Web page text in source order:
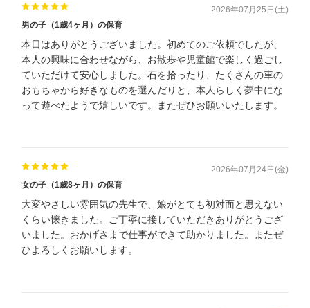
2026年07月25日(土)
男の子（1歳4ヶ月）の保育
本日はありがとうございました。初めてのご依頼でしたが、
本人の興味に合わせながら、お散歩や児童館で楽しく過ごし
ていただけて安心しました。石を拾ったり、たくさんの車の
おもちゃから好きなものを選んだりと、本人らしく夢中にな
って遊べたようで嬉しいです。またぜひお願いいたします。
2026年07月24日(金)
女の子（1歳8ヶ月）の保育
大変やさしい雰囲気の先生で、娘がとても初対面と思えない
くらい懐きました。ご丁寧に接していただきありがとうござ
いました。おかげさまで仕事ができて助かりました。またぜ
ひよろしくお願いします。